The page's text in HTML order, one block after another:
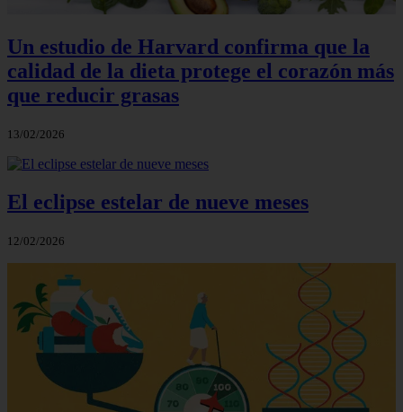
Un estudio de Harvard confirma que la
calidad de la dieta protege el corazón más
que reducir grasas
13/02/2026
El eclipse estelar de nueve meses
12/02/2026